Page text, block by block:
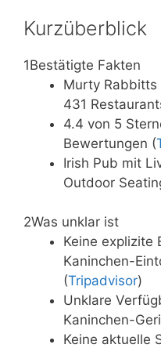
Kurzüberblick
1Bestätigte Fakten
Murty
431
4.4 von 5
Bewertungen (
Irish Pub mit
Outdoor
2Was unklar ist
Keine explizite
Kaninchen-
(Tripadvisor)
Unklare
Kaninchen-
Keine aktuelle